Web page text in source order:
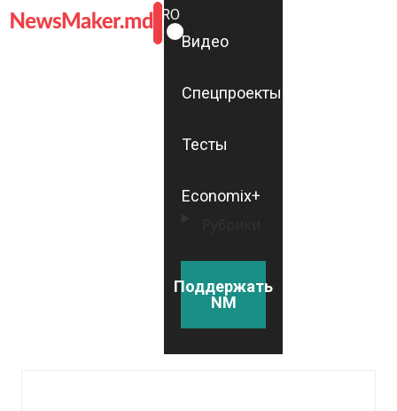
ROMÂNĂ
RU
Видео
Спецпроекты
Тесты
Economix+
Поддержать
NM